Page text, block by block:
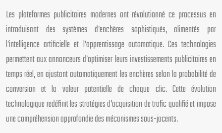
Les plateformes publicitaires modernes ont révolutionné ce processus en
introduisant des systèmes d’enchères sophistiqués, alimentés par
l’intelligence artificielle et l’apprentissage automatique. Ces technologies
permettent aux annonceurs d’optimiser leurs investissements publicitaires en
temps réel, en ajustant automatiquement les enchères selon la probabilité de
conversion et la valeur potentielle de chaque clic. Cette évolution
technologique redéfinit les stratégies d’acquisition de trafic qualifié et impose
une compréhension approfondie des mécanismes sous-jacents.